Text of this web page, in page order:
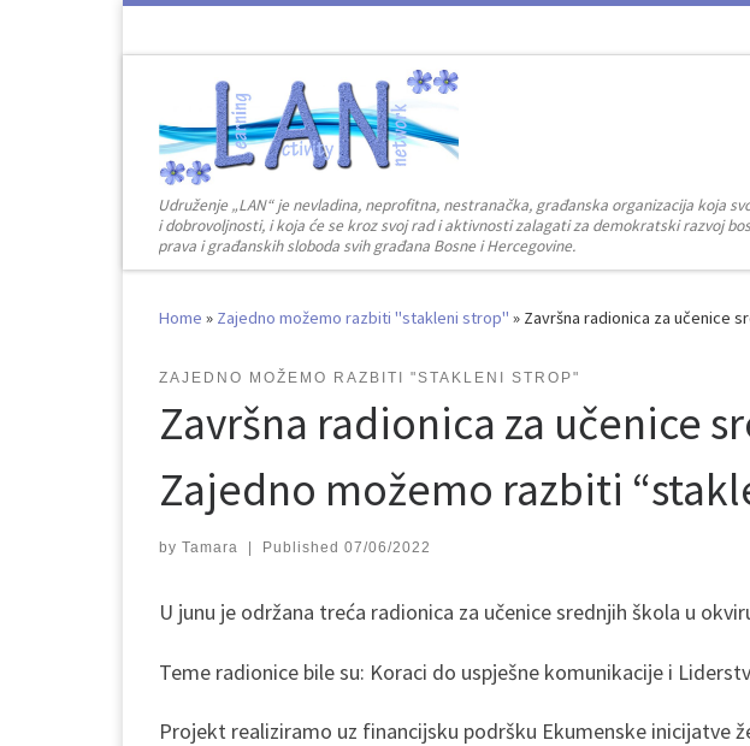
Udruženje „LAN“ je nevladina, neprofitna, nestranačka, građanska organizacija koja
i dobrovoljnosti, i koja će se kroz svoj rad i aktivnosti zalagati za demokratski razvoj
prava i građanskih sloboda svih građana Bosne i Hercegovine.
Home » Zajedno možemo razbiti "stakleni strop" » Završna radionica za učenice
ZAJEDNO MOŽEMO RAZBITI "STAKLENI STROP"
Završna radionica za učenice
Zajedno možemo razbiti
by Tamara Published 07/06/2022
U junu je održana treća radionica za učenice srednjih škola u
Teme radionice bile su: Koraci do uspješne komunikacije i
Projekt realiziramo uz financijsku podršku Ekumenske inicijatve